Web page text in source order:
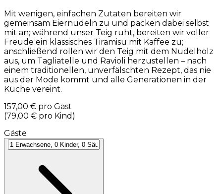
Mit wenigen, einfachen Zutaten bereiten wir
gemeinsam Eiernudeln zu und packen dabei selbst
mit an; während unser Teig ruht, bereiten wir voller
Freude ein klassisches Tiramisu mit Kaffee zu;
anschließend rollen wir den Teig mit dem Nudelholz
aus, um Tagliatelle und Ravioli herzustellen – nach
einem traditionellen, unverfälschten Rezept, das nie
aus der Mode kommt und alle Generationen in der
Küche vereint.
157,00 € pro Gast
(79,00 € pro Kind )
Gäste